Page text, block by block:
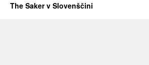
The Saker v Slovenščini